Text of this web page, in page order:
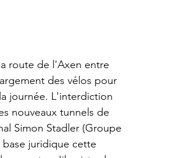
route de l'Axen entre
des vélos pour
journée. L'interdiction
nouveaux tunnels de
Simon Stadler (Groupe
juridique cette